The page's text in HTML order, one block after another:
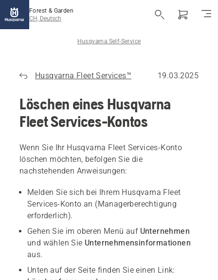
Forest & Garden
CH, Deutsch
Husqvarna Self-Service
Husqvarna Fleet Services™ 19.03.2025
Löschen eines Husqvarna
Fleet Services-Kontos
Wenn Sie Ihr Husqvarna Fleet Services-Konto
löschen möchten, befolgen Sie die
nachstehenden Anweisungen:
Melden Sie sich bei Ihrem Husqvarna Fleet
Services-Konto an (Managerberechtigung
erforderlich).
Gehen Sie im oberen Menü auf Unternehmen
und wählen Sie Unternehmensinformationen
aus.
Unten auf der Seite finden Sie einen Link: